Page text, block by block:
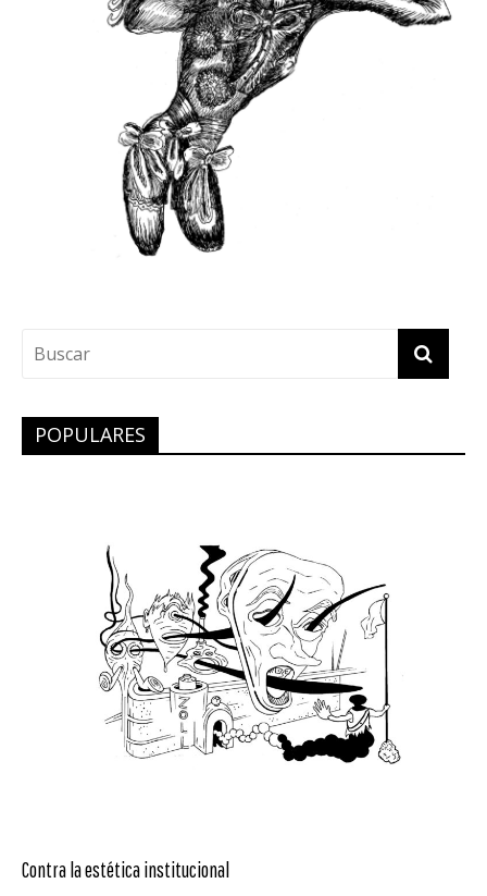
POPULARES
Contra la estética institucional